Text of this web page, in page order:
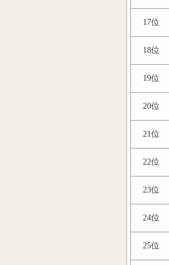
17位
18位
19位
20位
21位
22位
23位
24位
25位